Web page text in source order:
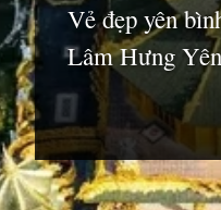
Vẻ đẹp yên
Lâm Hưng